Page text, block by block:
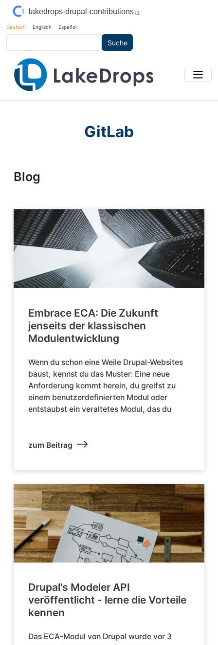
Direkt zum Inhalt
lakedrops-drupal-contributions
Deutsch Englisch Español
GitLab
Blog
Embrace ECA: Die Zukunft
jenseits der klassischen
Modulentwicklung
Wenn du schon eine Weile Drupal-Websites
baust, kennst du das Muster: Eine neue
Anforderung kommt herein, du greifst zu
einem benutzerdefinierten Modul oder
entstaubst ein veraltetes Modul, das du
zum Beitrag
Drupal's Modeler API
veröffentlicht - lerne die Vorteile
kennen
Das ECA-Modul von Drupal wurde vor 3